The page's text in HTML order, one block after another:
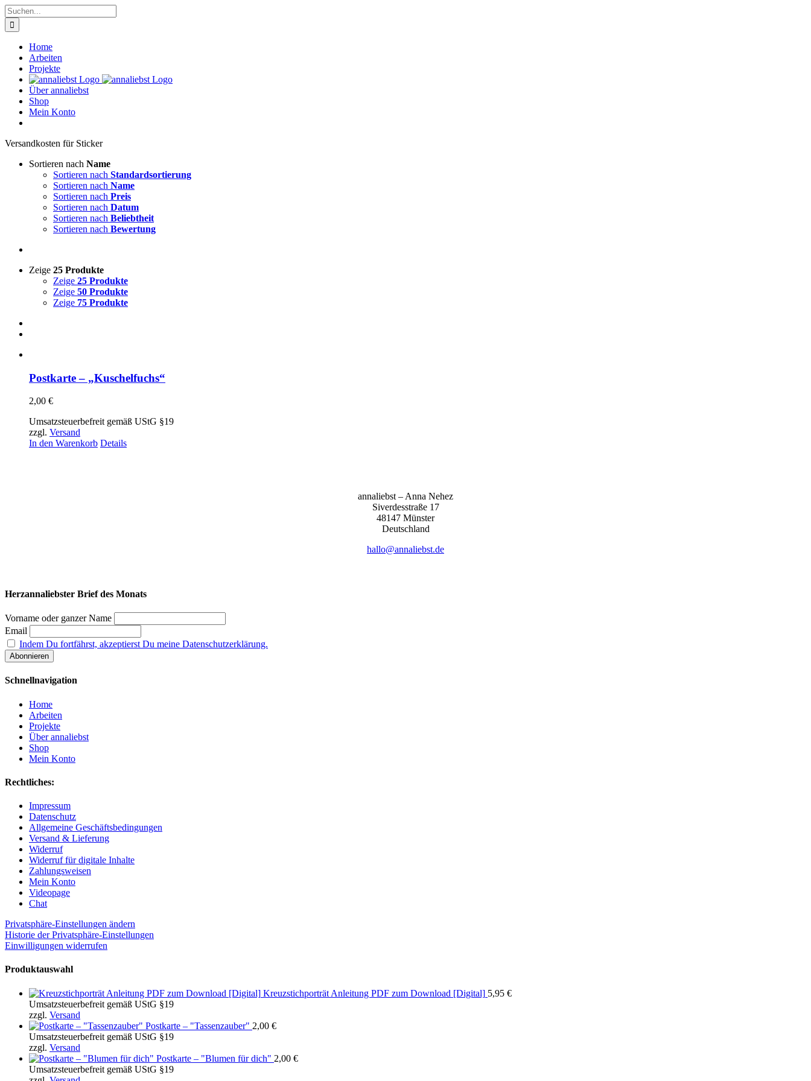
Zum
Inhalt
springen
Suche
nach:
Home
Arbeiten
Projekte
Über annaliebst
Shop
Mein Konto
Ver­sand­kos­ten für Sti­cker
Sortieren nach Name
Sortieren nach Standardsortierung
Sortieren nach Name
Sortieren nach Preis
Sortieren nach Datum
Sortieren nach Beliebtheit
Sortieren nach Bewertung
Zeige 25 Produkte
Zeige 25 Produkte
Zeige 50 Produkte
Zeige 75 Produkte
Postkarte – „Kuschelfuchs“
2,00 €
Umsatzsteuerbefreit gemäß UStG §19
zzgl. Versand
In den Warenkorb Details
anna­liebst – Anna Nehez
Sive­r­des­stra­ße 17
48147 Müns­ter
Deutsch­land
hallo@annaliebst.de
Herzannaliebster Brief des Monats
Vorname oder ganzer Name
Email
Indem Du fortfährst, akzeptierst Du meine Datenschutzerklärung.
Schnellnavigation
Home
Arbeiten
Projekte
Über annaliebst
Shop
Mein Konto
Rechtliches:
Impressum
Datenschutz
Allgemeine Geschäftsbedingungen
Versand & Lieferung
Widerruf
Widerruf für digitale Inhalte
Zahlungsweisen
Mein Konto
Videopage
Chat
Privatsphäre-Einstellungen ändern
Historie der Privatsphäre-Einstellungen
Einwilligungen widerrufen
Produktauswahl
Kreuzstichporträt Anleitung PDF zum Download [Digital] 5,95 €
Umsatzsteuerbefreit gemäß UStG §19
zzgl. Versand
Postkarte – "Tassenzauber" 2,00 €
Umsatzsteuerbefreit gemäß UStG §19
zzgl. Versand
Postkarte – "Blumen für dich" 2,00 €
Umsatzsteuerbefreit gemäß UStG §19